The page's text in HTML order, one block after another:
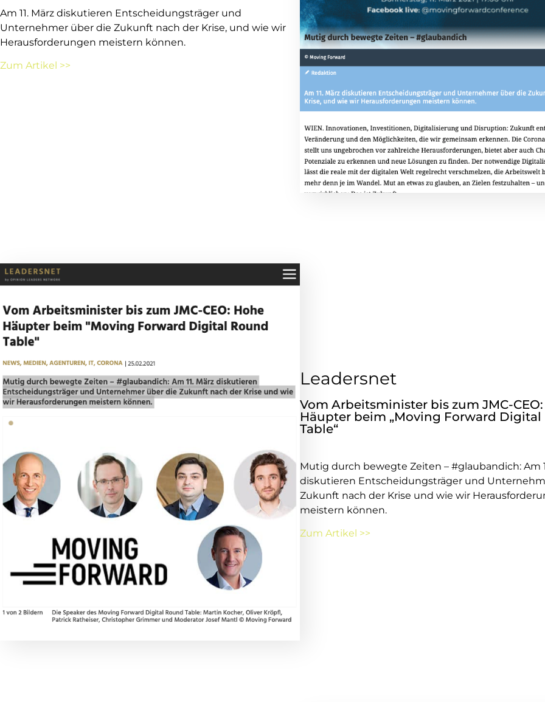
Am 11. März diskutieren Entscheidungsträger und
Unternehmer über die Zukunft nach der Krise, und wie wir
Herausforderungen meistern können.
Zum Artikel >>
Leadersnet
Vom Arbeitsminister bis zum JMC-
Häupter beim „Moving Forward Digital
Table“
Mutig durch bewegte Zeiten – #glaubandich: Am
diskutieren Entscheidungsträger und
Zukunft nach der Krise und wie wir
meistern können.
Zum Artikel >>